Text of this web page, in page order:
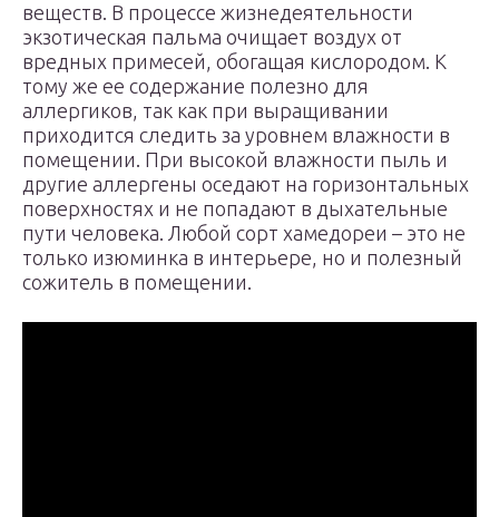
веществ. В процессе жизнедеятельности
экзотическая пальма очищает воздух от
вредных примесей, обогащая кислородом. К
тому же ее содержание полезно для
аллергиков, так как при выращивании
приходится следить за уровнем влажности в
помещении. При высокой влажности пыль и
другие аллергены оседают на горизонтальных
поверхностях и не попадают в дыхательные
пути человека. Любой сорт хамедореи – это не
только изюминка в интерьере, но и полезный
сожитель в помещении.